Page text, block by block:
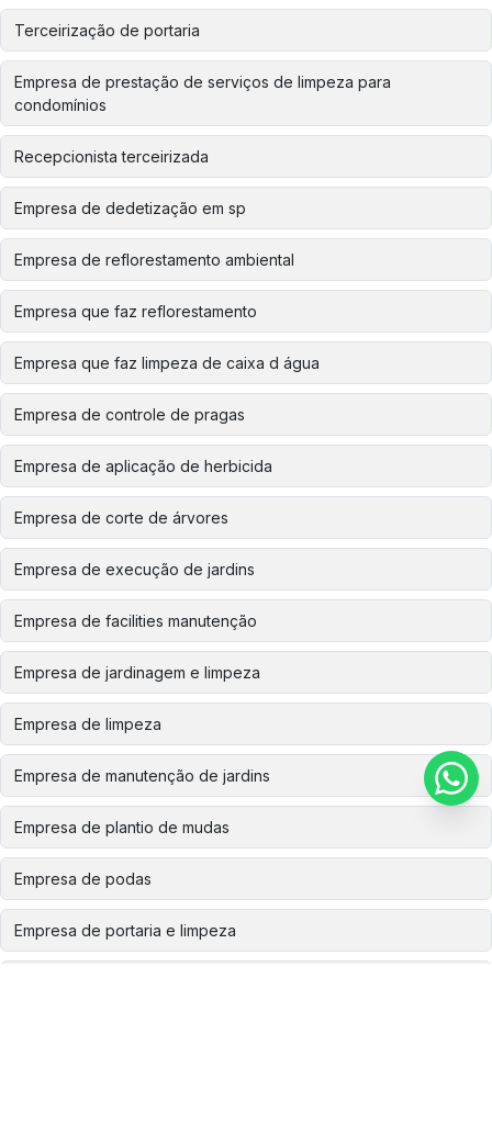
Terceirização de portaria
Empresa de prestação de serviços de limpeza para
condomínios
Recepcionista terceirizada
Empresa de dedetização em sp
Empresa de reflorestamento ambiental
Empresa que faz reflorestamento
Empresa que faz limpeza de caixa d água
Empresa de controle de pragas
Empresa de aplicação de herbicida
Empresa de corte de árvores
Empresa de execução de jardins
Empresa de facilities manutenção
Empresa de jardinagem e limpeza
Empresa de limpeza
Empresa de manutenção de jardins
Empresa de plantio de mudas
Empresa de podas
Empresa de portaria e limpeza